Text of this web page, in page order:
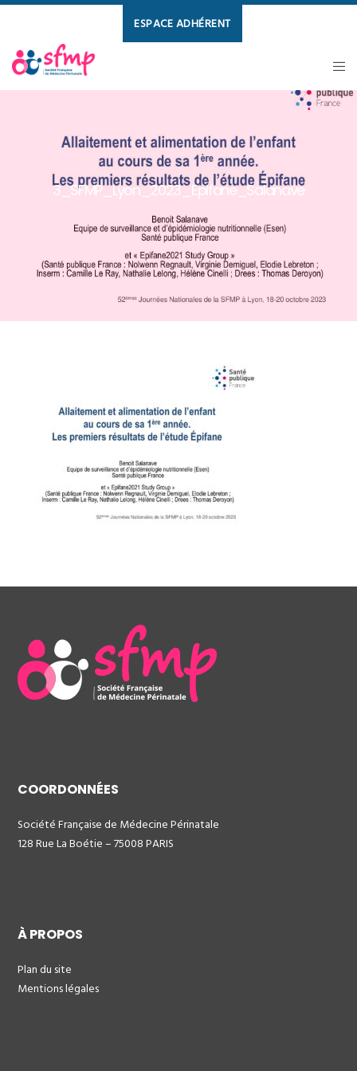
ESPACE ADHÉRENT
3_SFMP_Lyon_2023_Epifane_Salanave
COORDONNÉES
Société Française de Médecine Périnatale
128 Rue La Boétie – 75008 PARIS
À PROPOS
Plan du site
Mentions légales